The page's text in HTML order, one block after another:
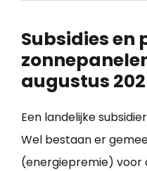
Subsidies en
augustus
Een landelijke
Wel bestaan er
(energiepremie) voor